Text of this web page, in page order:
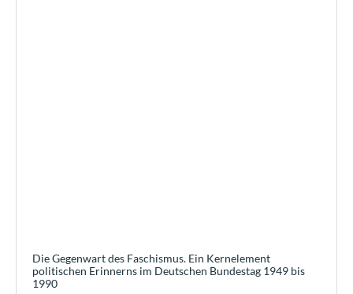
Die Gegenwart des Faschismus. Ein Kernelement
politischen Erinnerns im Deutschen Bundestag 1949 bis
1990